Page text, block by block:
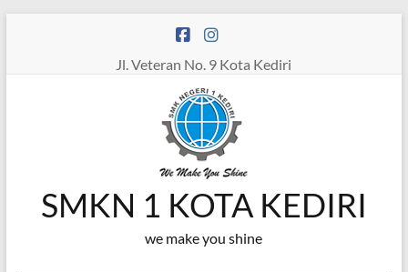
Jl. Veteran No. 9 Kota Kediri
SMKN 1 KOTA KEDIRI
we make you shine